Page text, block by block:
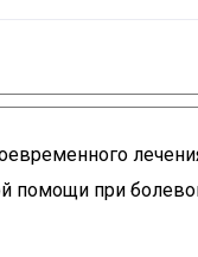
помощи при